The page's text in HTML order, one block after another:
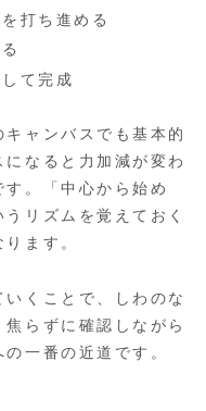
打ち進める
て完成
ャンバスでも基本的
なると力加減が変わ
。「中心から始め
リズムを覚えておく
ます。
くことで、しわのな
らずに確認しながら
一番の近道です。